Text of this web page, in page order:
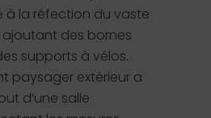
à la réfection du vaste
des bornes
supports à vélos.
paysager extérieur a
d’une salle